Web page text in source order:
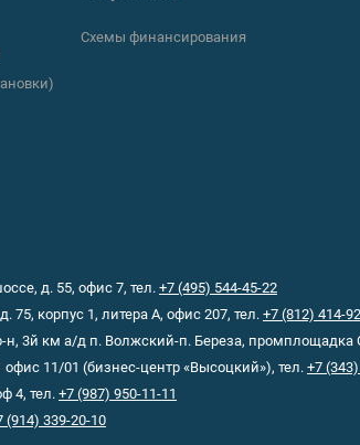
Схемы финансирования
д. 55, офис 7, тел.+7 (495) 544-45-22
75, корпус 1, литера А, офис 207, тел.+7 (812) 414-
н, 3й км а/д п. Волжский-п. Береза,
11/01 (бизнес-центр «Высоцкий»), тел. +7
4, тел. +7 (987) 950-11-11
(914) 339-20-10